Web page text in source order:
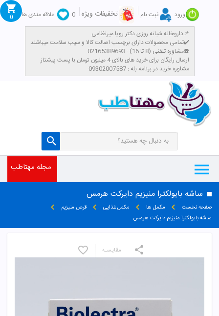
ورود ثبت نام تخفیفات ویژه 0
علاقه مندی ها
داروخانه شبانه روزی دکتر رویا میرنظامی📌
تمامی محصولات دارای برچسب اصالت کالا و سیب سلامت میباشند✔️
مشاوره تلفنی (8 تا 16) : 02165389693☎️
​ارسال رایگان برای خرید های بالای 4 میلیون تومان با پست پیشتاز
مشاوره خرید در برنامه بله : 09302007587
0
مجله مهتاطب
ساشه بایولکترا منیزیم دایرکت هرمس
صفحه نخست مکمل ها مکمل غذایی
قرص منیزیم
ساشه بایولکترا منیزیم دایرکت هرمس
مقایسـه